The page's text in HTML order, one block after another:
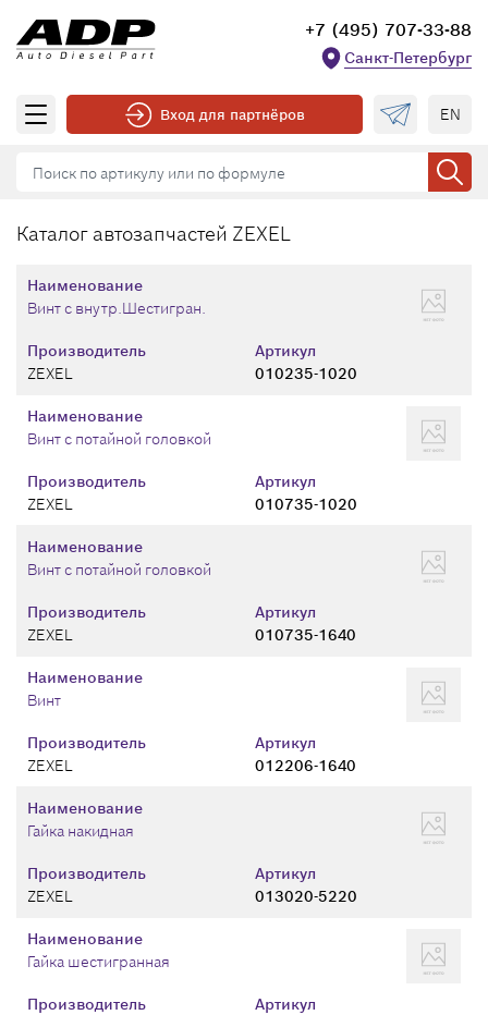
+7 (495) 707-33-88
Санкт-Петербург
Вход для партнёров EN
Каталог автозапчастей ZEXEL
Производитель
ZEXEL
Артикул
010235-1020
Наименование
Винт с внутр.Шестигран.
Производитель
ZEXEL
Артикул
010735-1020
Наименование
Винт с потайной головкой
Производитель
ZEXEL
Артикул
010735-1640
Наименование
Винт с потайной головкой
Производитель
ZEXEL
Артикул
012206-1640
Наименование
Винт
Производитель
ZEXEL
Артикул
013020-5220
Наименование
Гайка накидная
Производитель
Артикул
Наименование
Гайка шестигранная